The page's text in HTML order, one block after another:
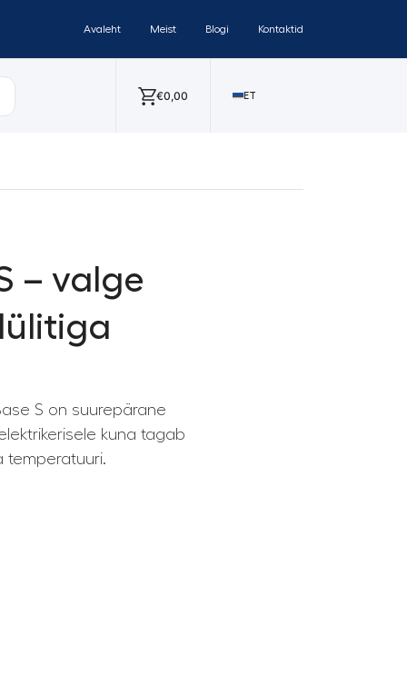
Avaleht Meist Blogi Kontaktid
€0,00 ET
– valge
S on suurepärane
kuna tagab
temperatuuri.